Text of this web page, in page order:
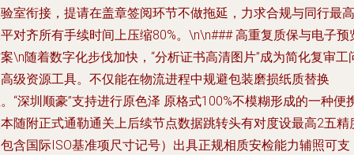
室衔接，提请在盖章签阅环节不做拖延，力求合规与同行最高
对齐所有手续时间上压缩80%。\n\n### 高重复质保与电子预
\n随着数字化步伐加快，“分析证书高清图片”成为简化复审工
级资源工具。不仅能在物流进程中规避包装磨损纸质替换
“深圳顺豪”支持进行原色泽 原格式100%不模糊形成的一种便
随附正式通勒通关上后续节点数据跳转头有对度设最高2五精
含国际ISO基准项尺寸记号）出具正规相质安检能力辅照可支